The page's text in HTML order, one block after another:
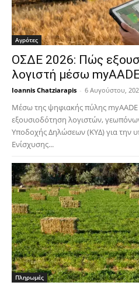
Αγρότες
ΟΣΔΕ 2026: Πώς
λογιστή μέσω
Ioannis Chatziarapis - 6 Αυγούστου,
Μέσω της ψηφιακής πύλης myAADE
εξουσιοδότηση λογιστών,
Υποδοχής Δηλώσεων (ΚΥΔ) για την
Ενίσχυσης...
Πληρωμές